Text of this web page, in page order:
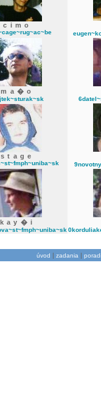
cimo
ma�o
stage
kay�i
úvod | zadania |